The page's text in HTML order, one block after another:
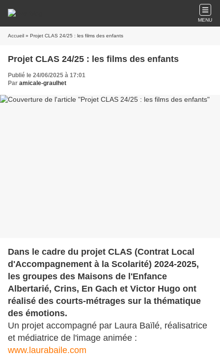
MENU
Accueil » Projet CLAS 24/25 : les films des enfants
Projet CLAS 24/25 : les films des enfants
Publié le 24/06/2025 à 17:01
Par amicale-graulhet
Dans le cadre du projet CLAS (Contrat Local
d'Accompagnement à la Scolarité) 2024-2025,
les groupes des Maisons de l'Enfance
Albertarié, Crins, En Gach et Victor Hugo ont
réalisé des courts-métrages sur la thématique
des émotions.
Un projet accompagné par Laura Baïlé, réalisatrice
et médiatrice de l'image animée :
www.laurabaile.com